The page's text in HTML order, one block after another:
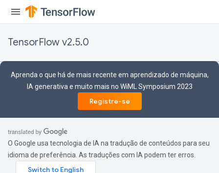
TensorFlow v2.5.0
Aprenda o que há de mais recente em aprendizado de máquina,
IA generativa e muito mais no WiML Symposium 2023
Registre-se
O Google usa tecnologia de IA na tradução de conteúdos para seu
idioma de preferência. As traduções com IA podem ter erros.